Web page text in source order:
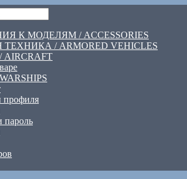
К МОДЕЛЯМ / ACCESSORIES
/ ARMORED VEHICLES
профиля
пароль